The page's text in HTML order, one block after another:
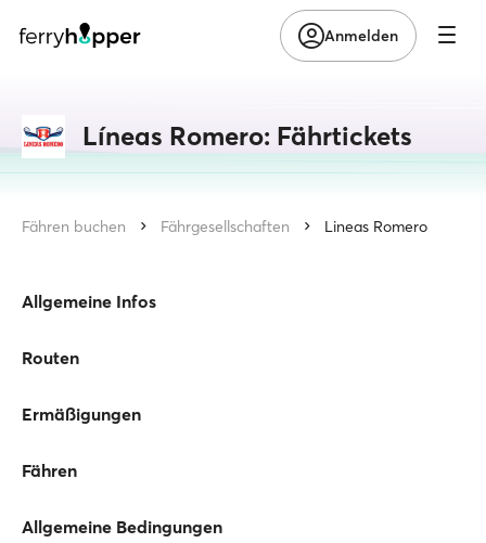
Anmelden
Líneas Romero: Fährtickets
Fähren buchen Fährgesellschaften Lineas Romero
Allgemeine Infos
Routen
Ermäßigungen
Fähren
Allgemeine Bedingungen